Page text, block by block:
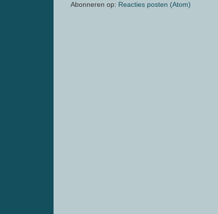
Abonneren op: Reacties posten (Atom)